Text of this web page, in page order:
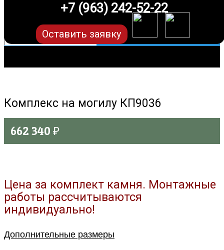
+7 (963) 242-52-22
Оставить заявку
Комплекс на могилу КП9036
662 340 ₽
Цена за комплект камня. Монтажные
работы рассчитываются
индивидуально!
Дополнительные размеры